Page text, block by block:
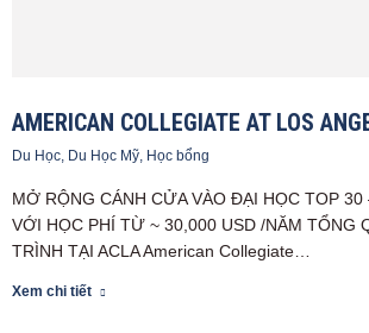
AMERICAN COLLEGIATE AT LOS
Du Học, Du Học Mỹ, Học bổng
MỞ RỘNG CÁNH CỬA VÀO ĐẠI HỌC TOP 30
VỚI HỌC PHÍ TỪ ~ 30,000 USD /NĂM TỔNG
TRÌNH TẠI ACLA American Collegiate…
Xem chi tiết